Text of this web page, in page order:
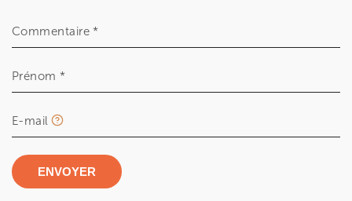
Commentaire *
Prénom *
E-mail
ENVOYER